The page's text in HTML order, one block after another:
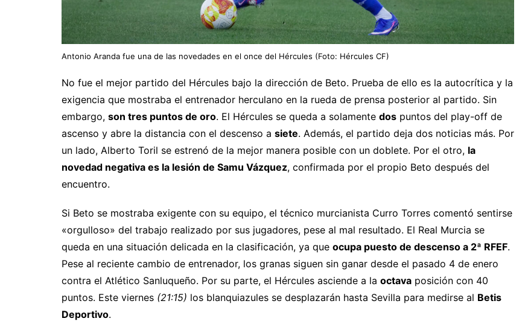
Antonio Aranda fue una de las novedades en el once del Hércules (Foto: Hércules CF)
No fue el mejor partido del Hércules bajo la dirección de Beto. Prueba de ello es la autocrítica y la
exigencia que mostraba el entrenador herculano en la rueda de prensa posterior al partido. Sin
embargo, son tres puntos de oro. El Hércules se queda a solamente dos puntos del play-off de
ascenso y abre la distancia con el descenso a siete. Además, el partido deja dos noticias más. Por
un lado, Alberto Toril se estrenó de la mejor manera posible con un doblete. Por el otro, la
novedad negativa es la lesión de Samu Vázquez, confirmada por el propio Beto después del
encuentro.
Si Beto se mostraba exigente con su equipo, el técnico murcianista Curro Torres comentó sentirse
«orgulloso» del trabajo realizado por sus jugadores, pese al mal resultado. El Real Murcia se
queda en una situación delicada en la clasificación, ya que ocupa puesto de descenso a 2ª RFEF.
Pese al reciente cambio de entrenador, los granas siguen sin ganar desde el pasado 4 de enero
contra el Atlético Sanluqueño. Por su parte, el Hércules asciende a la octava posición con 40
puntos. Este viernes (21:15) los blanquiazules se desplazarán hasta Sevilla para medirse al Betis
Deportivo.